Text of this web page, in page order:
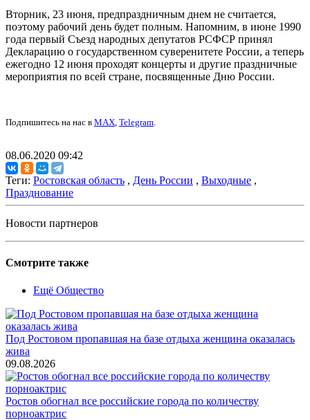
Вторник, 23 июня, предпраздничным днем не считается,
поэтому рабочий день будет полным. Напомним, в июне 1990
года первый Съезд народных депутатов РСФСР принял
Декларацию о государственном суверенитете России, а теперь
ежегодно 12 июня проходят концерты и другие праздничные
мероприятия по всей стране, посвященные Дню России.
Подпишитесь на нас в MAX, Telegram.
08.06.2020 09:42
Теги: Ростовская область , День России , Выходные ,
Празднование
Новости партнеров
Смотрите также
Ещё Общество
Под Ростовом пропавшая на базе отдыха женщина оказалась
жива
09.08.2026
Ростов обогнал все российские города по количеству
порноактрис